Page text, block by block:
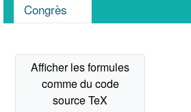
Congrès